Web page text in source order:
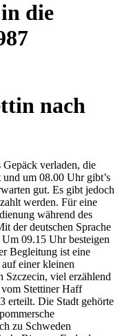
die
nach
verladen, die
um 08.00 Uhr gibt’s
gut. Es gibt jedoch
werden. Für eine
während des
der deutschen Sprache
09.15 Uhr besteigen
Begleitung ist eine
einer kleinen
Szczecin, viel erzählend
Stettiner Haff
erteilt. Die Stadt gehörte
zu Schweden